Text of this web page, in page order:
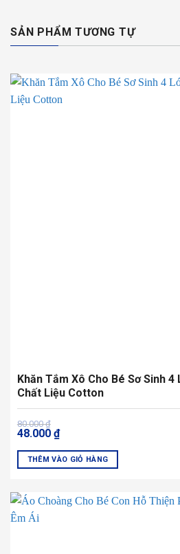
SẢN PHẨM TƯƠNG TỰ
Khăn Tắm Xô Cho Bé Sơ Sinh
Chất Liệu Cotton
80.000₫
Giá
gốc
80.000 ₫.
48.000 ₫
Giá
hiện
48.000 ₫.
THÊM VÀO GIỎ HÀNG